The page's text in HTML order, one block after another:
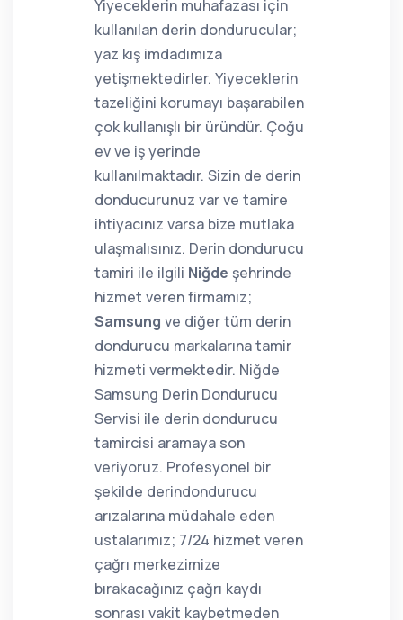
Yiyeceklerin muhafazası için
kullanılan derin dondurucular;
yaz kış imdadımıza
yetişmektedirler. Yiyeceklerin
tazeliğini korumayı başarabilen
çok kullanışlı bir üründür. Çoğu
ev ve iş yerinde
kullanılmaktadır. Sizin de derin
donducurunuz var ve tamire
ihtiyacınız varsa bize mutlaka
ulaşmalısınız. Derin dondurucu
tamiri ile ilgili Niğde şehrinde
hizmet veren firmamız;
Samsung ve diğer tüm derin
dondurucu markalarına tamir
hizmeti vermektedir. Niğde
Samsung Derin Dondurucu
Servisi ile derin dondurucu
tamircisi aramaya son
veriyoruz. Profesyonel bir
şekilde derindondurucu
arızalarına müdahale eden
ustalarımız; 7/24 hizmet veren
çağrı merkezimize
bırakacağınız çağrı kaydı
sonrası vakit kaybetmeden